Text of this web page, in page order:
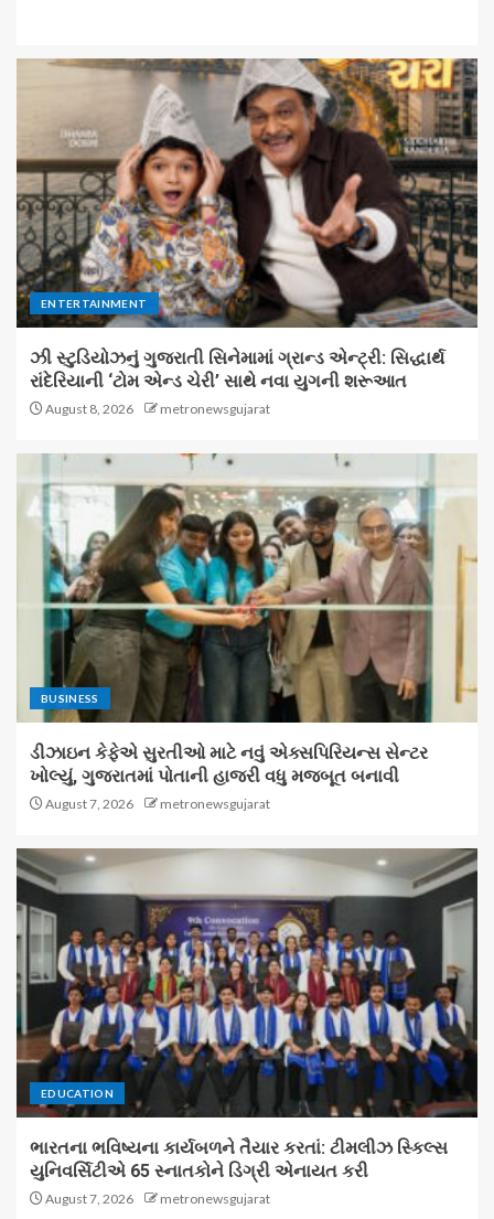
ENTERTAINMENT
ઝી સ્ટુડિયોઝનું ગુજરાતી સિનેમામાં ગ્રાન્ડ એન્ટ્રી: સિદ્ધાર્થ
રાંદેરિયાની ‘ટોમ એન્ડ ચેરી’ સાથે નવા યુગની શરૂઆત
August 8, 2026 metronewsgujarat
BUSINESS
ડીઝાઇન કેફેએ સુરતીઓ માટે નવું એક્સપિરિયન્સ સેન્ટર
ખોલ્યું, ગુજરાતમાં પોતાની હાજરી વધુ મજબૂત બનાવી
August 7, 2026 metronewsgujarat
EDUCATION
ભારતના ભવિષ્યના કાર્યબળને તૈયાર કરતાં: ટીમલીઝ સ્કિલ્સ
યુનિવર્સિટીએ 65 સ્નાતકોને ડિગ્રી એનાયત કરી
August 7, 2026 metronewsgujarat